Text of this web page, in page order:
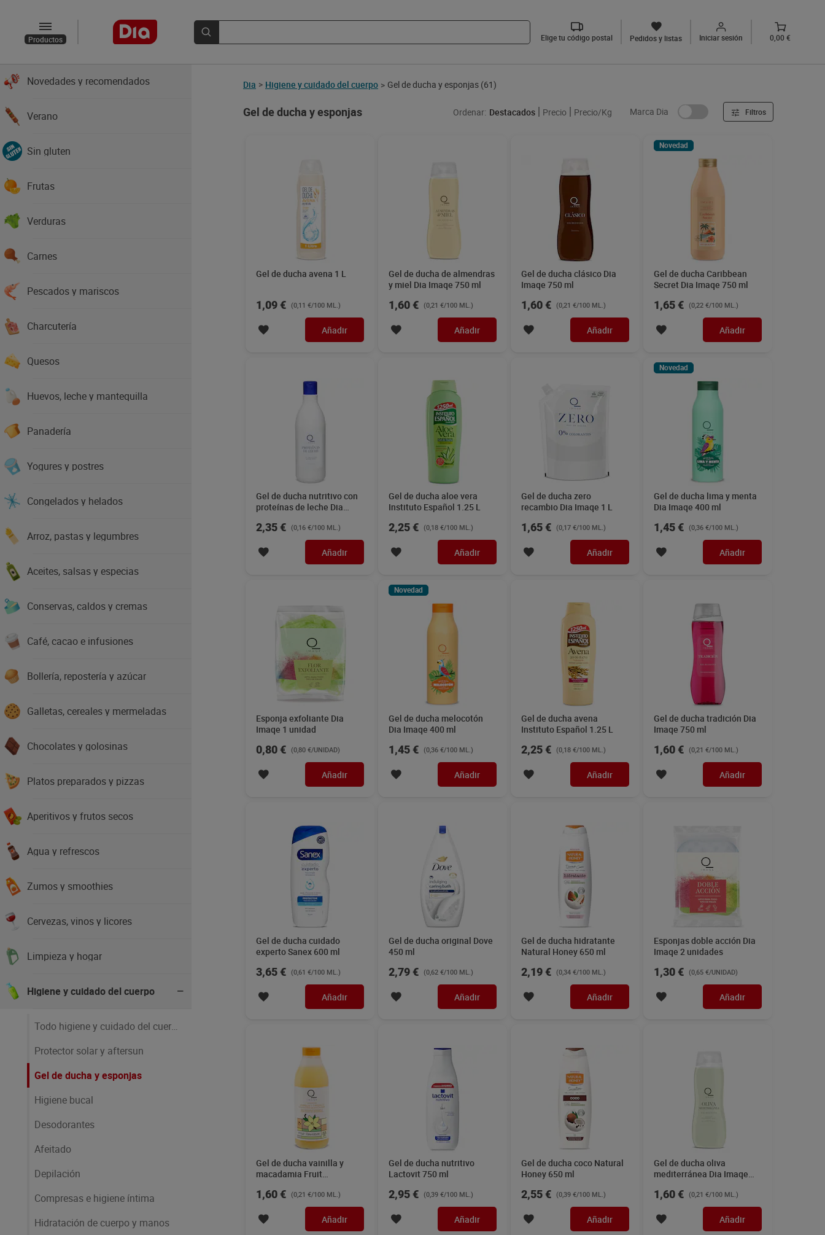
Productos Elige tu código postal Pedidos y listas Iniciar sesión 0,00 €
Novedades y recomendados
Verano
Sin gluten
Frutas
Verduras
Carnes
Pescados y mariscos
Charcutería
Quesos
Huevos, leche y mantequilla
Panadería
Yogures y postres
Congelados y helados
Arroz, pastas y legumbres
Aceites, salsas y especias
Conservas, caldos y cremas
Café, cacao e infusiones
Bollería, repostería y azúcar
Galletas, cereales y mermeladas
Chocolates y golosinas
Platos preparados y pizzas
Aperitivos y frutos secos
Agua y refrescos
Zumos y smoothies
Cervezas, vinos y licores
Limpieza y hogar
Higiene y cuidado del cuerpo
Todo higiene y cuidado del cuerpo
Protector solar y aftersun
Gel de ducha y esponjas
Higiene bucal
Desodorantes
Afeitado
Depilación
Compresas e higiene íntima
Hidratación de cuerpo y manos
Dia > Higiene y cuidado del cuerpo > Gel de ducha y esponjas (61)
Gel de ducha y esponjas Ordenar: Destacados Precio Precio/Kg Marca Dia Filtros
Gel de ducha avena 1 L
1,09 € (0,11 €/100 ML.)
Añadir
Gel de ducha de almendras
y miel Dia Imaqe 750 ml
1,60 € (0,21 €/100 ML.)
Añadir
Gel de ducha clásico Dia
Imaqe 750 ml
1,60 € (0,21 €/100 ML.)
Añadir
Novedad
Gel de ducha Caribbean
Secret Dia Imaqe 750 ml
1,65 € (0,22 €/100 ML.)
Añadir
Gel de ducha nutritivo con
proteínas de leche Dia
2,35 € (0,16 €/100 ML.)
Añadir
Gel de ducha aloe vera
Instituto Español 1.25 L
2,25 € (0,18 €/100 ML.)
Añadir
Gel de ducha zero
recambio Dia Imaqe 1 L
1,65 € (0,17 €/100 ML.)
Añadir
Novedad
Gel de ducha lima y menta
Dia Imaqe 400 ml
1,45 € (0,36 €/100 ML.)
Añadir
Esponja exfoliante Dia
Imaqe 1 unidad
0,80 € (0,80 €/UNIDAD)
Añadir
Novedad
Gel de ducha melocotón
Dia Imaqe 400 ml
1,45 € (0,36 €/100 ML.)
Añadir
Gel de ducha avena
Instituto Español 1.25 L
2,25 € (0,18 €/100 ML.)
Añadir
Gel de ducha tradición Dia
Imaqe 750 ml
1,60 € (0,21 €/100 ML.)
Añadir
Gel de ducha cuidado
experto Sanex 600 ml
3,65 € (0,61 €/100 ML.)
Añadir
Gel de ducha original Dove
450 ml
2,79 € (0,62 €/100 ML.)
Añadir
Gel de ducha hidratante
Natural Honey 650 ml
2,19 € (0,34 €/100 ML.)
Añadir
Esponjas doble acción Dia
Imaqe 2 unidades
1,30 € (0,65 €/UNIDAD)
Añadir
Gel de ducha vainilla y
macadamia Fruit
ml
1,60 € (0,21 €/100 ML.)
Añadir
Gel de ducha nutritivo
Lactovit 750 ml
2,95 € (0,39 €/100 ML.)
Añadir
Gel de ducha coco Natural
Honey 650 ml
2,55 € (0,39 €/100 ML.)
Añadir
Gel de ducha oliva
mediterránea Dia Imaqe
1,60 € (0,21 €/100 ML.)
Añadir